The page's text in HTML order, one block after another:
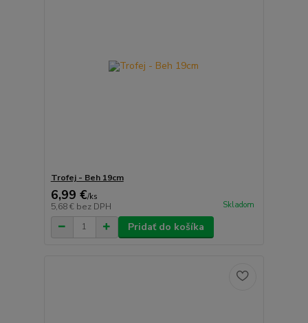
Trofej - Beh 19cm
6,99 €/ks
5,68 € bez DPH Skladom
Pridať do košíka